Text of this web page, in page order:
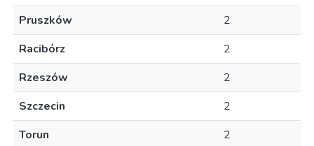
Pruszków
2
Racibórz
2
Rzeszów
2
Szczecin
2
Torun
2